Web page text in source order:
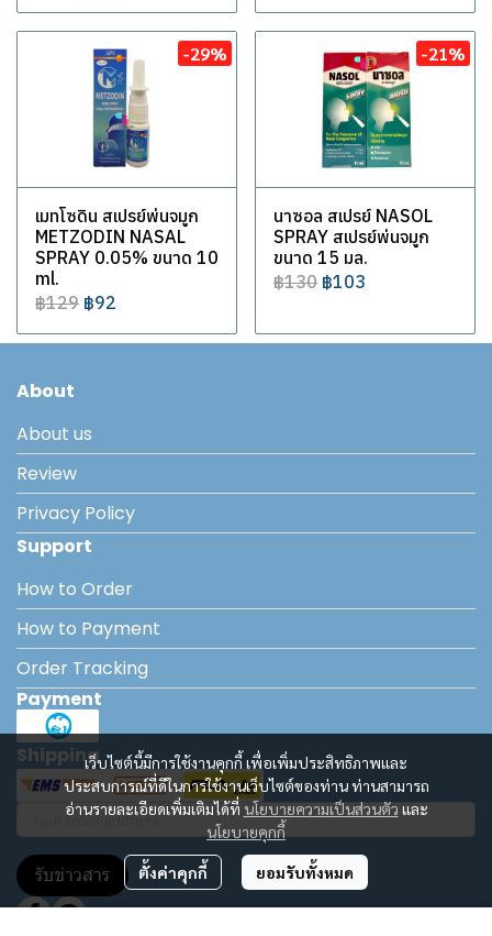
-29%
เมทโซดิน สเปรย์พ่นจมูก
METZODIN NASAL
SPRAY 0.05% ขนาด 10
ml.
฿129 ฿92
-21%
นาซอล สเปรย์ NASOL
SPRAY สเปรย์พ่นจมูก
ขนาด 15 มล.
฿130 ฿103
เว็บไซต์นี้มีการใช้งานคุกกี้ เพื่อเพิ่มประสิทธิภาพและ
ประสบการณ์ที่ดีในการใช้งานเว็บไซต์ของท่าน ท่านสามารถ
อ่านรายละเอียดเพิ่มเติมได้ที่ นโยบายความเป็นส่วนตัวและ
นโยบายคุกกี้
ตั้งค่าคุกกี้ ยอมรับทั้งหมด
About
About us
Review
Privacy Policy
Support
How to Order
How to Payment
Order Tracking
Payment
Shipping
รับข่าวสาร